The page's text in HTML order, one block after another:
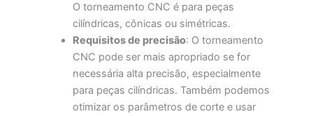
O torneamento CNC é para peças
cilíndricas, cônicas ou simétricas.
Requisitos de precisão: O torneamento
CNC pode ser mais apropriado se for
necessária alta precisão, especialmente
para peças cilíndricas. Também podemos
otimizar os parâmetros de corte e usar